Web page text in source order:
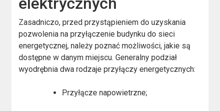
Zasadniczo, przed przystąpieniem do uzyskania
pozwolenia na przyłączenie budynku do sieci
energetycznej, należy poznać możliwości, jakie są
dostępne w danym miejscu. Generalny podział
wyodrębnia dwa rodzaje przyłączy energetycznych:
Przyłącze napowietrzne;